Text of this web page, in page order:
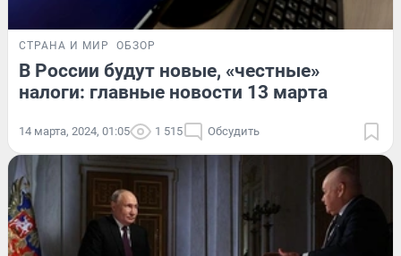
СТРАНА И МИР ОБЗОР
В России будут новые, «честные»
налоги: главные новости 13 марта
14 марта, 2024, 01:05 1 515 Обсудить